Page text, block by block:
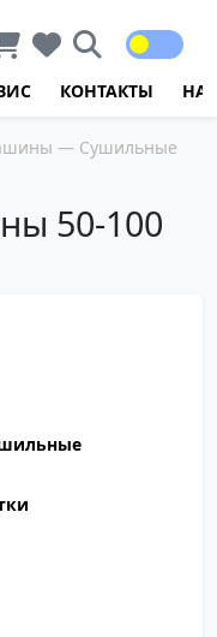
КОНТАКТЫ
— Сушильные
50-100